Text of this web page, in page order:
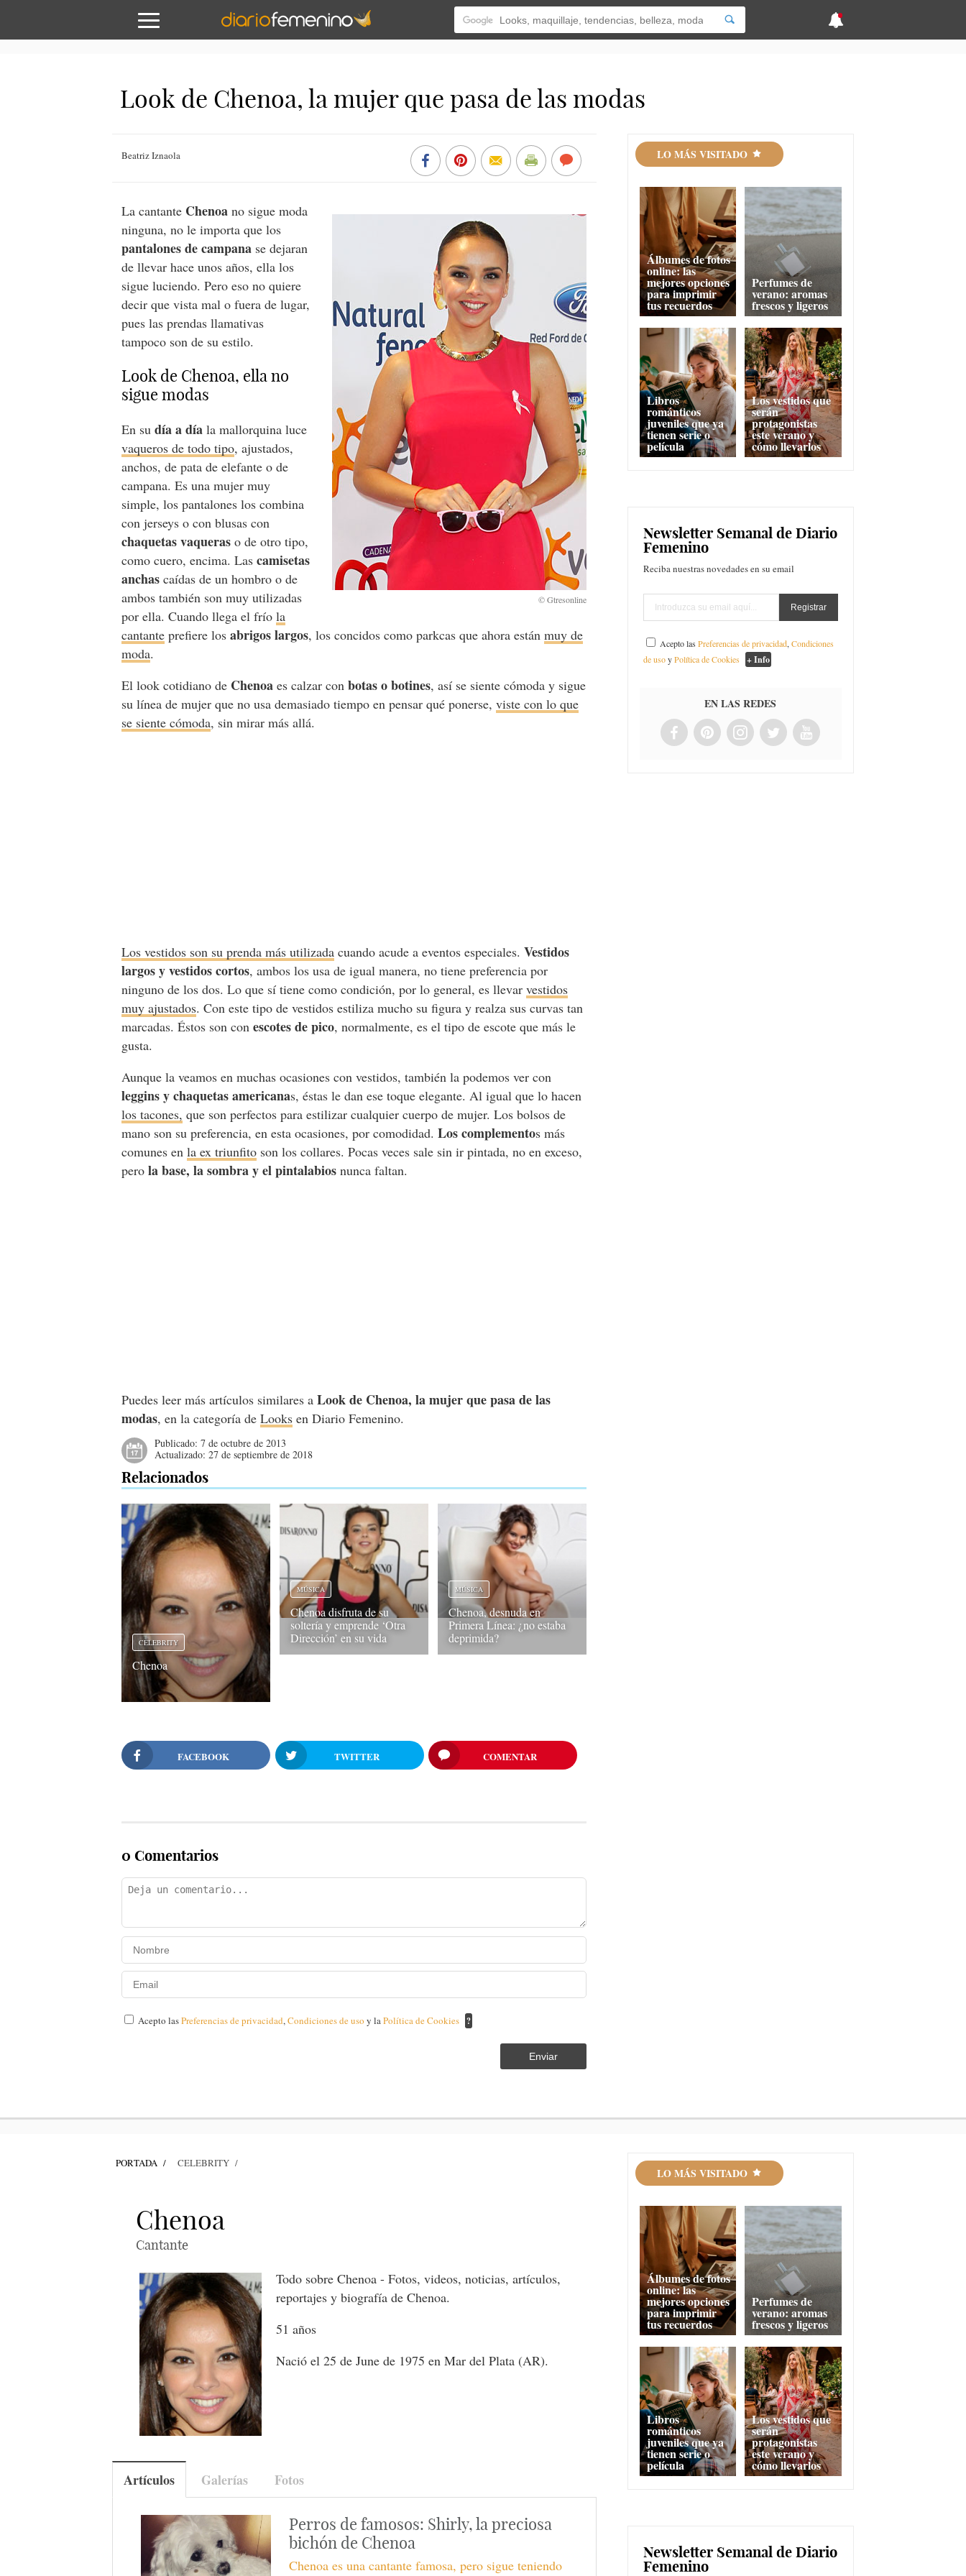
Look de Chenoa, la mujer que pasa de las modas
Beatriz Iznaola
La cantante Chenoa no sigue moda
ninguna, no le importa que los
pantalones de campana se dejaran
de llevar hace unos años, ella los
sigue luciendo. Pero eso no quiere
decir que vista mal o fuera de lugar,
pues las prendas llamativas
tampoco son de su estilo.
Look de Chenoa, ella no
sigue modas
En su día a día la mallorquina luce
vaqueros de todo tipo, ajustados,
anchos, de pata de elefante o de
campana. Es una mujer muy
simple, los pantalones los combina
con jerseys o con blusas con
chaquetas vaqueras o de otro tipo,
como cuero, encima. Lascamisetas
anchas caídas de un hombro o de
ambos también son muy utilizadas
por ella. Cuando llega el fríola
cantante prefiere losabrigos largos, los concidos como parkcas que ahora estánmuy de
moda.
El look cotidiano de Chenoa es calzar conbotas o botines, así se siente cómoda y sigue
su línea de mujer que no usa demasiado tiempo en pensar qué ponerse,viste con lo que
se siente cómoda, sin mirar más allá.
Los vestidos son su prenda más utilizada cuando acude a eventos especiales.Vestidos
largos y vestidos cortos, ambos los usa de igual manera, no tiene preferencia por
ninguno de los dos. Lo que sí tiene como condición, por lo general, es llevarvestidos
muy ajustados. Con este tipo de vestidos estiliza mucho su figura y realza sus curvas tan
marcadas. Éstos son conescotes de pico, normalmente, es el tipo de escote que más le
gusta.
Aunque la veamos en muchas ocasiones con vestidos, también la podemos ver con
leggins y chaquetas americanas, éstas le dan ese toque elegante. Al igual que lo hacen
los tacones, que son perfectos para estilizar cualquier cuerpo de mujer. Los bolsos de
mano son su preferencia, en esta ocasiones, por comodidad. Los complementos más
comunes enla ex triunfito son los collares. Pocas veces sale sin ir pintada, no en exceso,
perola base, la sombra y el pintalabios nunca faltan.
Puedes leer más artículos similares aLook de Chenoa, la mujer que pasa de las
modas, en la categoría deLooks en Diario Femenino.
Publicado:7 de octubre de 2013
Actualizado:27 de septiembre de 2018
Relacionados
CELEBRITY
Chenoa
MÚSICA
Chenoa disfruta de su
soltería y emprende ‘Otra
Dirección’ en su vida
MÚSICA
Chenoa, desnuda en
Primera Línea: ¿no estaba
deprimida?
FACEBOOK TWITTER COMENTAR
0 Comentarios
Acepto lasPreferencias de privacidad,Condiciones de usoy laPolítica de Cookies ?
Enviar
LO MÁS VISITADO
Álbumes de fotos
online: las
mejores opciones
para imprimir
tus recuerdos
Perfumes de
verano: aromas
frescos y ligeros
Libros
románticos
juveniles que ya
tienen serie o
película
Los vestidos que
serán
protagonistas
este verano y
cómo llevarlos
Newsletter Semanal de Diario
Femenino
Reciba nuestras novedades en su email
Acepto lasPreferencias de privacidad,Condiciones
de usoyPolítica de Cookies + Info
EN LAS REDES
PORTADA CELEBRITY
Chenoa
Cantante
Todo sobre Chenoa - Fotos, videos, noticias, artículos,
reportajes y biografía de Chenoa.
51 años
Nació el 25 de June de 1975 en Mar del Plata (AR).
Artículos Galerías Fotos
Perros de famosos: Shirly, la preciosa
bichón de Chenoa
Chenoa es una cantante famosa, pero sigue teniendo
LO MÁS VISITADO
Álbumes de fotos
online: las
mejores opciones
para imprimir
tus recuerdos
Perfumes de
verano: aromas
frescos y ligeros
Libros
románticos
juveniles que ya
tienen serie o
película
Los vestidos que
serán
protagonistas
este verano y
cómo llevarlos
Newsletter Semanal de Diario
Femenino